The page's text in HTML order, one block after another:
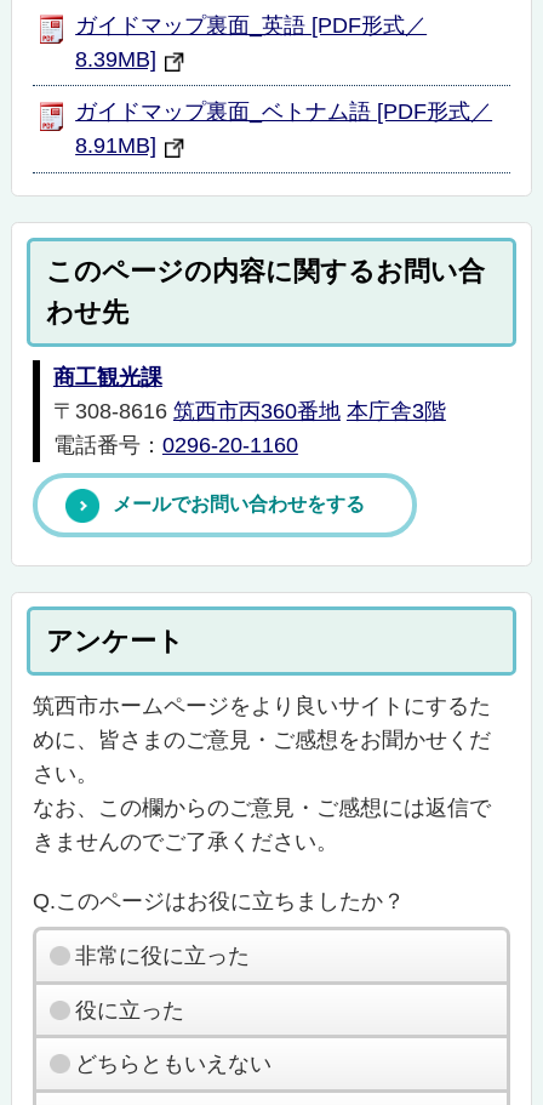
ガイドマップ裏面_英語 [PDF形式／
8.39MB]
ガイドマップ裏面_ベトナム語 [PDF形式／
8.91MB]
このページの内容に関するお問い合
わせ先
商工観光課
〒308-8616 筑西市丙360番地 本庁舎3階
電話番号： 0296-20-1160
メールでお問い合わせをする
アンケート
筑西市ホームページをより良いサイトにするた
めに、皆さまのご意見・ご感想をお聞かせくだ
さい。
なお、この欄からのご意見・ご感想には返信で
きませんのでご了承ください。
Q.このページはお役に立ちましたか？
非常に役に立った
役に立った
どちらともいえない